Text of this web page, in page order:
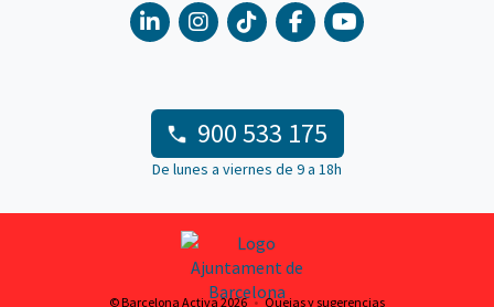
900 533 175
De lunes a viernes de 9 a 18h
© Barcelona Activa 2026 Quejas y sugerencias